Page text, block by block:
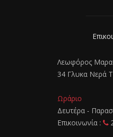
Λεωφόρος
34 Γλυκα Νερά
Ωράριο
Δευτέρα -
Επικοινωνία :